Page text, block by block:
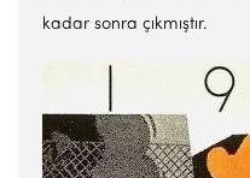
kadar sonra çıkmıştır.